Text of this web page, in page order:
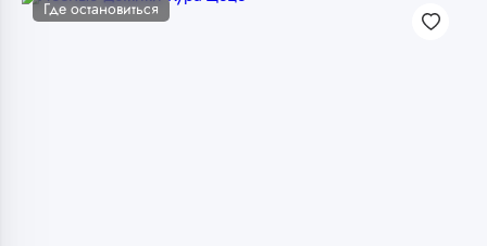
Где остановиться